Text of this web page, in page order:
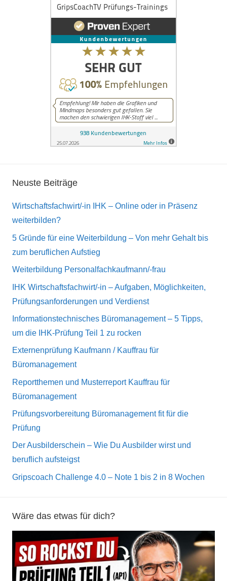
Neuste Beiträge
Wirtschaftsfachwirt/-in IHK – Online oder in Präsenz
weiterbilden?
5 Gründe für eine Weiterbildung – Von mehr Gehalt bis
zum beruflichen Aufstieg
Weiterbildung Personalfachkaufmann/-frau
IHK Wirtschaftsfachwirt/-in – Aufgaben, Möglichkeiten,
Prüfungsanforderungen und Verdienst
Informationstechnisches Büromanagement – 5 Tipps,
um die IHK-Prüfung Teil 1 zu rocken
Externenprüfung Kaufmann / Kauffrau für
Büromanagement
Reportthemen und Musterreport Kauffrau für
Büromanagement
Prüfungsvorbereitung Büromanagement fit für die
Prüfung
Der Ausbilderschein – Wie Du Ausbilder wirst und
beruflich aufsteigst
Gripscoach Challenge 4.0 – Note 1 bis 2 in 8 Wochen
Wäre das etwas für dich?